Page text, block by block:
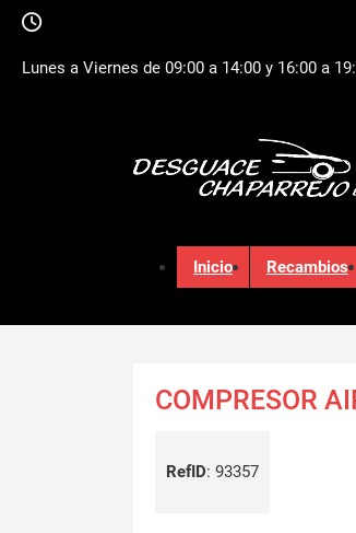
Lunes a Viernes de 09:00 a 14:00 y 16:00 a
Inicio Recambios
COMPRESOR
RefID: 93357